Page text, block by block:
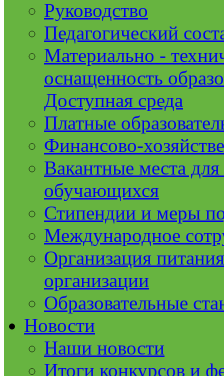
Руководство
Педагогический
Материально -
оснащенность
Доступная среда
Платные
Финансово-
Вакантные места
обучающихся
Стипендии и меры
Международное
Организация
организации
Образовательные
Новости
Наши новости
Итоги конкурсов и